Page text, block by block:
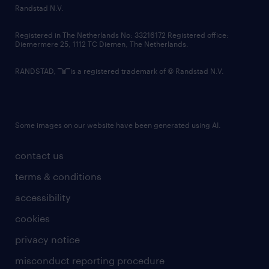
country websites
contact us
terms & conditions
accessibility
cookies
privacy notice
misconduct reporting procedure
Randstad N.V.
Registered in The Netherlands No: 33216172 Registered office:
Diemermere 25, 1112 TC Diemen, The Netherlands.
RANDSTAD, is a registered trademark of © Randstad N.V.
Some images on our website have been generated using AI.